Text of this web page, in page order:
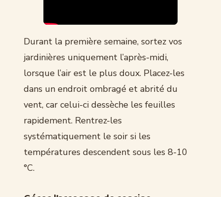
Durant la première semaine, sortez vos
jardinières uniquement l’après-midi,
lorsque l’air est le plus doux. Placez-les
dans un endroit ombragé et abrité du
vent, car celui-ci dessèche les feuilles
rapidement. Rentrez-les
systématiquement le soir si les
températures descendent sous les 8-10
°C.